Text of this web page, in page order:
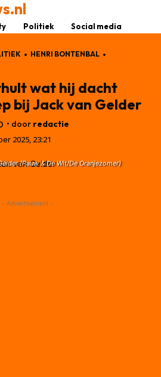
Politiek Social media
HENRI BONTENBAL
wat hij dacht
bij Jack van Gelder
• door redactie
2025, 23:21
(Pauw & De Wit/De Oranjezomer)
- Advertisement -